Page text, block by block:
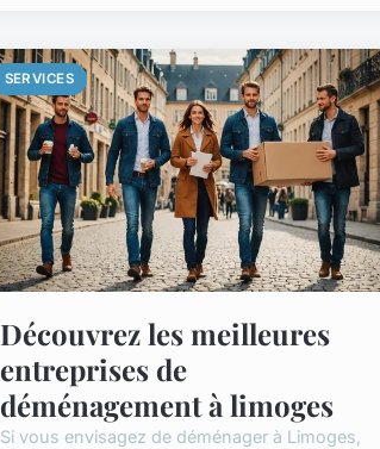
SERVICES
Découvrez les meilleures
entreprises de
déménagement à limoges
Si vous envisagez de déménager à Limoges,